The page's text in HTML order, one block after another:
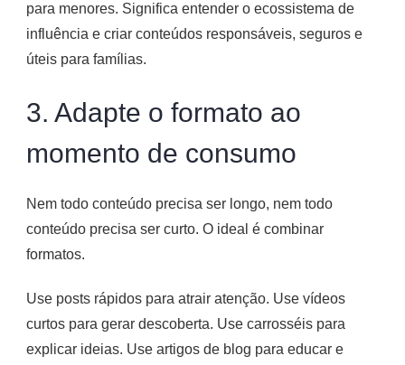
para menores. Significa entender o ecossistema de
influência e criar conteúdos responsáveis, seguros e
úteis para famílias.
3. Adapte o formato ao
momento de consumo
Nem todo conteúdo precisa ser longo, nem todo
conteúdo precisa ser curto. O ideal é combinar
formatos.
Use posts rápidos para atrair atenção. Use vídeos
curtos para gerar descoberta. Use carrosséis para
explicar ideias. Use artigos de blog para educar e